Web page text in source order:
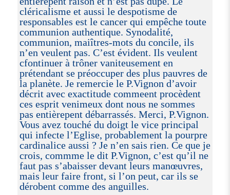
cléricalisme et aussi le despotisme de
responsables est le cancer qui empêche toute
communion authentique. Synodalité,
communion, maiîtres-mots du concile, ils
n’en veulent pas. C’est évident. Ils veulent
cfontinuer à trôner vaniteusement en
prétendant se préoccuper des plus pauvres de
la planète. Je remercie le P.Vignon d’avoir
décrit avec exactitude commeent procèdent
ces esprit venimeux dont nous ne sommes
pas entièrepent débarrassés. Merci, P.Vignon.
Vous avez touché du doigt le vice principal
qui infecte l’Eglise, probablement la pourpre
cardinalice aussi ? Je n’en sais rien. Ce que je
crois, commme le dit P.Vignon, c’est qu’il ne
faut pas s’abaisser devant leurs manœuvres,
mais leur faire front, si l’on peut, car ils se
dérobent comme des anguilles.